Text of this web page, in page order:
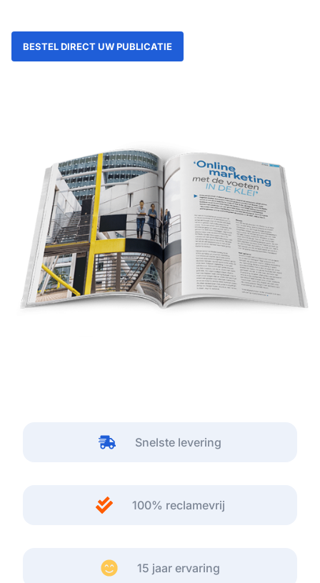
BESTEL DIRECT UW PUBLICATIE
Snelste levering
100% reclamevrij
15 jaar ervaring